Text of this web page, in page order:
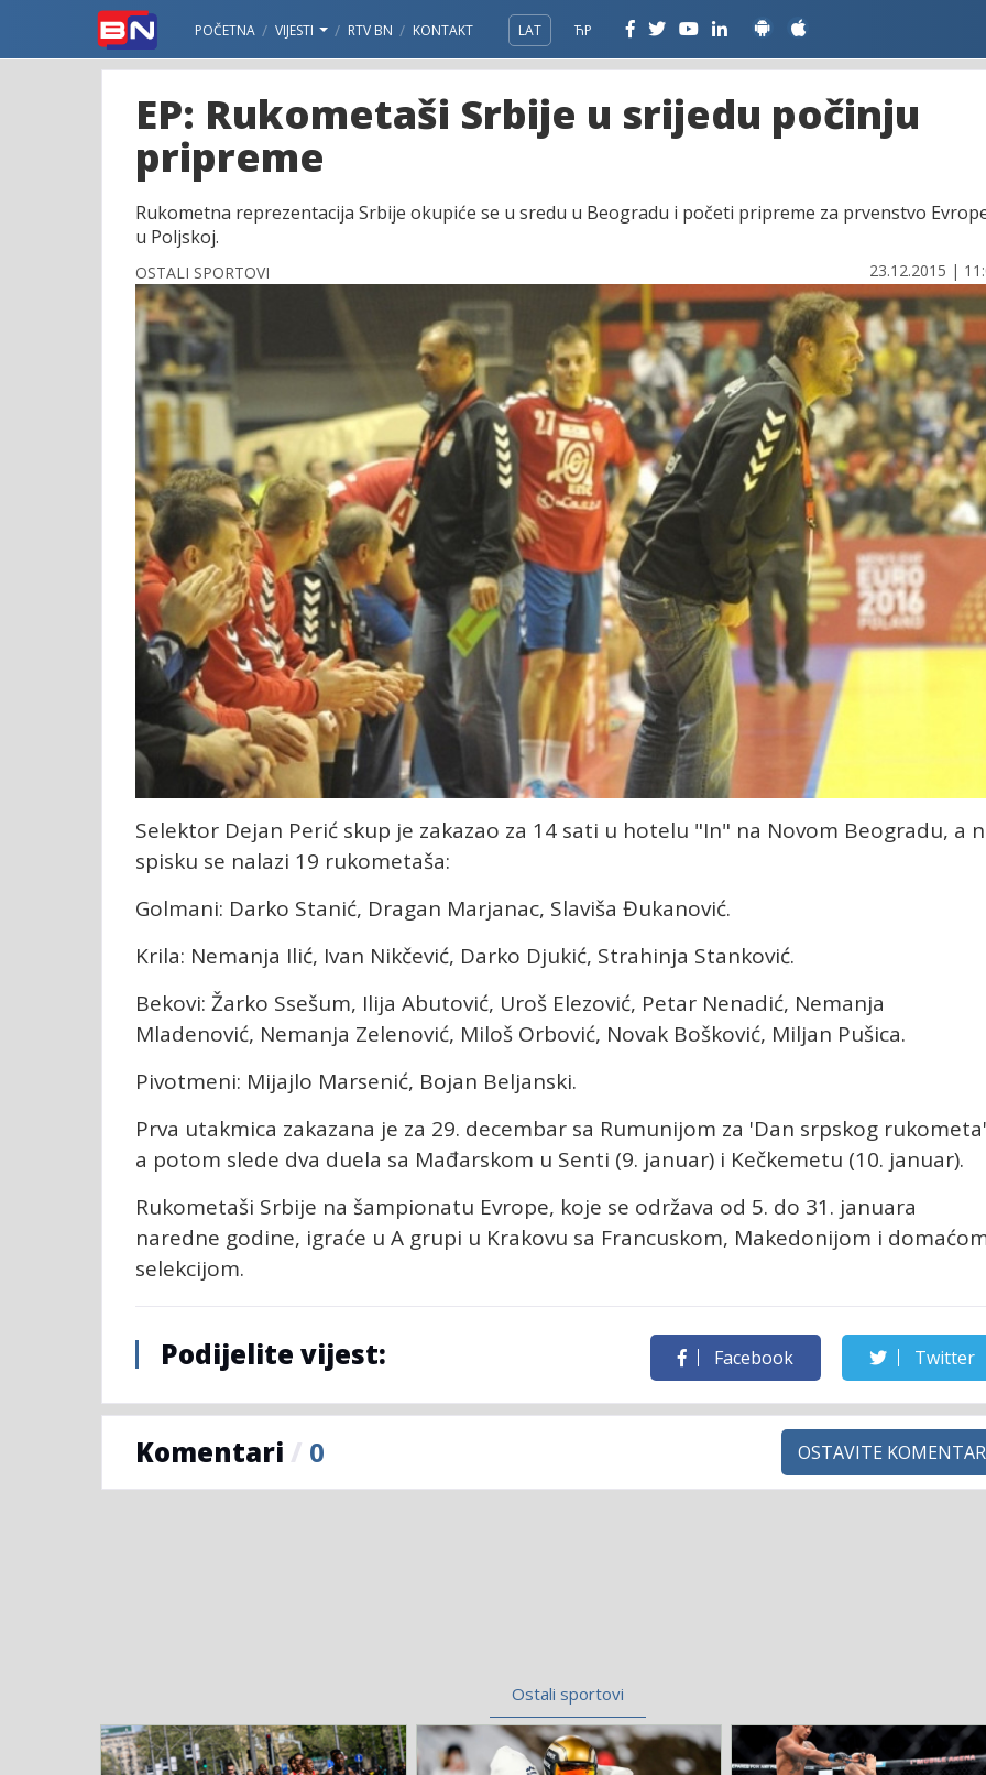
POČETNA VIJESTI RTV BN KONTAKT LAT ЋР
EP: Rukometaši Srbije u srijedu počinju
pripreme
Rukometna reprezentacija Srbije okupiće se u sredu u Beogradu i početi pripreme za prvenstvo
u Poljskoj.
OSTALI SPORTOVI 23.12.2015 |
Selektor Dejan Perić skup je zakazao za 14 sati u hotelu "In" na Novom Beogradu, a
spisku se nalazi 19 rukometaša:
Golmani: Darko Stanić, Dragan Marjanac, Slaviša Đukanović.
Krila: Nemanja Ilić, Ivan Nikčević, Darko Djukić, Strahinja Stanković.
Bekovi: Žarko Ssešum, Ilija Abutović, Uroš Elezović, Petar Nenadić, Nemanja
Mladenović, Nemanja Zelenović, Miloš Orbović, Novak Bošković, Miljan Pušica.
Pivotmeni: Mijajlo Marsenić, Bojan Beljanski.
Prva utakmica zakazana je za 29. decembar sa Rumunijom za 'Dan srpskog
a potom slede dva duela sa Mađarskom u Senti (9. januar) i Kečkemetu (10. januar).
Rukometaši Srbije na šampionatu Evrope, koje se održava od 5. do 31. januara
naredne godine, igraće u A grupi u Krakovu sa Francuskom, Makedonijom i
selekcijom.
Podijelite vijest: Facebook Twitter
Komentari / 0 OSTAVITE KOMENTAR
Ostali sportovi